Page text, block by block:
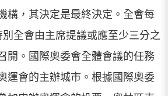
構，其決定是最終決定。全會每
全會由主席提議或應至少三分之
開。國際奧委會全體會議的任務
運會的主辦城市。根據國際奧委